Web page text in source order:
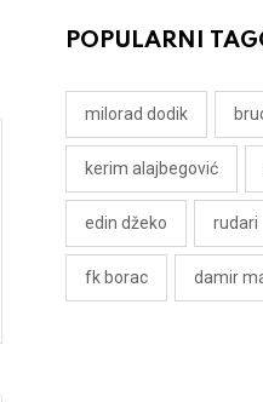
POPULARNI
milorad dodik
kerim alajbegović
edin džeko rudari
fk borac damir